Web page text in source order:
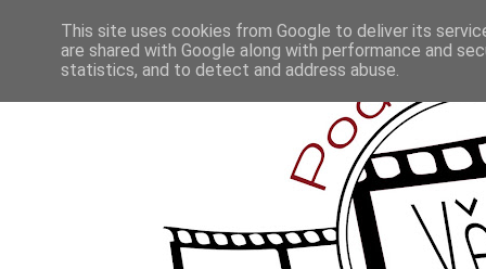
This site uses cookies from Google to deliver its
are shared with Google along with performance and
statistics, and to detect and address abuse.